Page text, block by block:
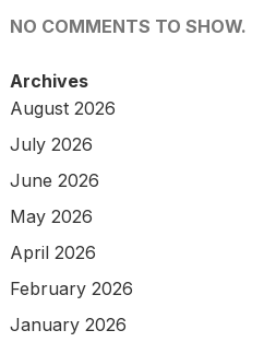
NO COMMENTS TO SHOW.
Archives
August 2026
July 2026
June 2026
May 2026
April 2026
February 2026
January 2026